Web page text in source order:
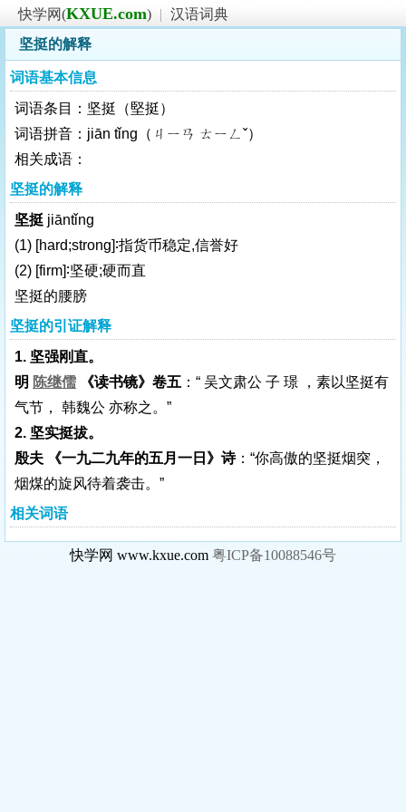
快学网(KXUE.com) | 汉语词典
坚挺的解释
词语基本信息
词语条目：坚挺（堅挺）
词语拼音：jiān tǐng（ㄐㄧㄢ ㄊㄧㄥˇ）
相关成语：
坚挺的解释
坚挺 jiāntǐng
(1) [hard;strong]∶指货币稳定,信誉好
(2) [firm]∶坚硬;硬而直
坚挺的腰膀
坚挺的引证解释
1. 坚强刚直。
明 陈继儒 《读书镜》卷五 ：“ 吴文肃公 子 璟 ，素以坚挺有
气节， 韩魏公 亦称之。”
2. 坚实挺拔。
殷夫 《一九二九年的五月一日》诗：“你高傲的坚挺烟突，
烟煤的旋风待着袭击。”
相关词语
快学网 www.kxue.com 粤ICP备10088546号